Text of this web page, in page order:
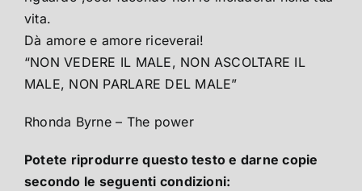
vita.
Dà amore e amore riceverai!
“NON VEDERE IL MALE, NON ASCOLTARE IL
MALE, NON PARLARE DEL MALE”
Rhonda Byrne – The power
Potete riprodurre questo testo e darne copie
secondo le seguenti condizioni: